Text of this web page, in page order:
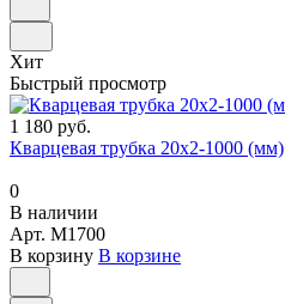
Хит
Быстрый просмотр
1 180 руб.
Кварцевая трубка 20х2-1000 (мм)
0
В наличии
Арт. M1700
В корзину В корзине